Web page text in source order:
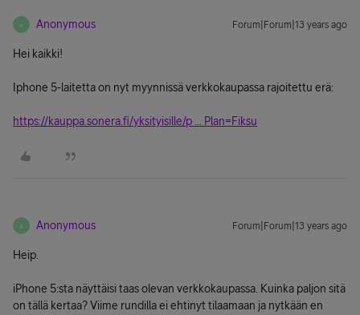
A Anonymous Forum|Forum|13 years ago
Hei kaikki!
Iphone 5-laitetta on nyt myynnissä verkkokaupassa rajoitettu erä:
https://kauppa.sonera.fi/yksityisille/p ... Plan=Fiksu
A Anonymous Forum|Forum|13 years ago
Heip.
iPhone 5:sta näyttäisi taas olevan verkkokaupassa. Kuinka paljon sitä
on tällä kertaa? Viime rundilla ei ehtinyt tilaamaan ja nytkään en